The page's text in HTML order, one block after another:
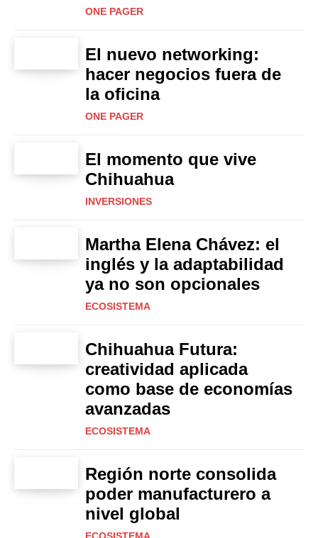
ONE PAGER
El nuevo networking:
hacer negocios fuera de
la oficina
ONE PAGER
El momento que vive
Chihuahua
INVERSIONES
Martha Elena Chávez: el
inglés y la adaptabilidad
ya no son opcionales
ECOSISTEMA
Chihuahua Futura:
creatividad aplicada
como base de economías
avanzadas
ECOSISTEMA
Región norte consolida
poder manufacturero a
nivel global